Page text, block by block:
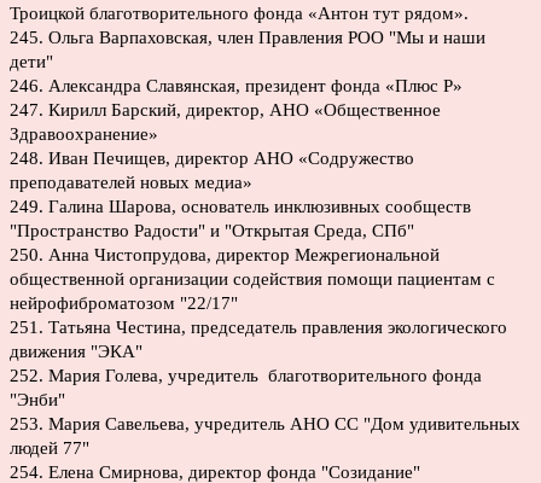
Троицкой благотворительного фонда «Антон тут рядом».
245. Ольга Варпаховская, член Правления РОО "Мы и наши
дети"
246. Александра Славянская, президент фонда «Плюс Р»
247. Кирилл Барский, директор, АНО «Общественное
Здравоохранение»
248. Иван Печищев, директор АНО «Содружество
преподавателей новых медиа»
249. Галина Шарова, основатель инклюзивных сообществ
"Пространство Радости" и "Открытая Среда, СПб"
250. Анна Чистопрудова, директор Межрегиональной
общественной организации содействия помощи пациентам с
нейрофиброматозом "22/17"
251. Татьяна Честина, председатель правления экологического
движения "ЭКА"
252. Мария Голева, учредитель благотворительного фонда
"Энби"
253. Мария Савельева, учредитель АНО СС "Дом удивительных
людей 77"
254. Елена Смирнова, директор фонда "Созидание"